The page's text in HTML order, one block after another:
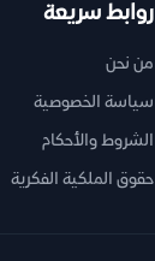
روابط سريعة
من نحن
سياسة الخصوصية
الشروط والأحكام
حقوق الملكية الفكرية